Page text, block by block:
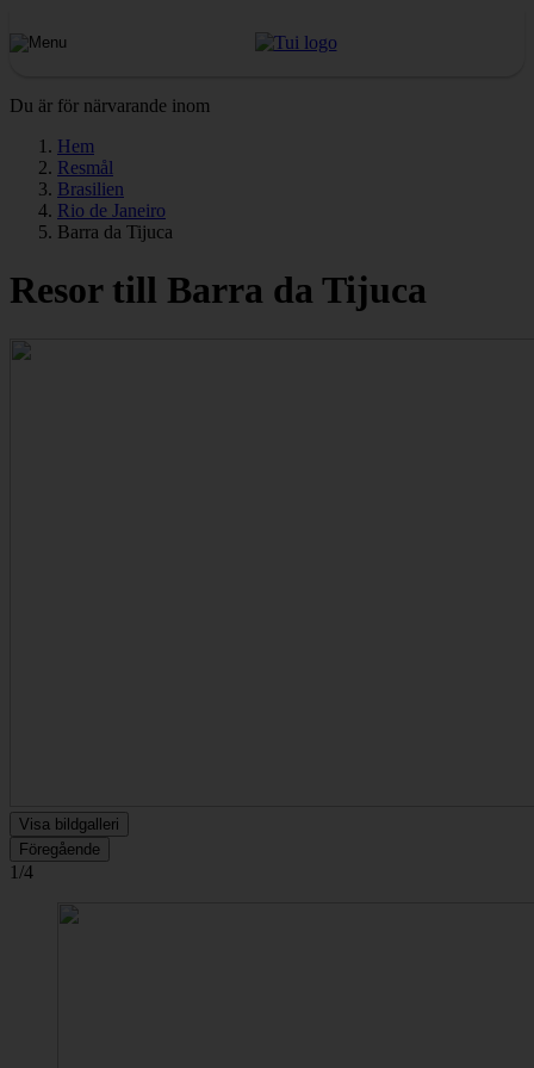
Du är för närvarande inom
Hem
Resmål
Brasilien
Rio de Janeiro
Barra da Tijuca
Resor till Barra da Tijuca
Visa bildgalleri
Föregående
1/4